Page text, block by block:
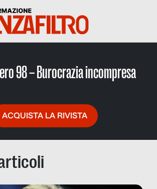
98 – Burocrazia incompresa
ACQUISTA LA RIVISTA